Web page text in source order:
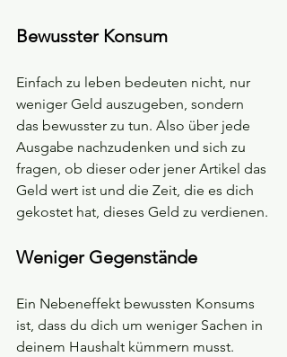
Bewusster Konsum
Einfach zu leben bedeuten nicht, nur
weniger Geld auszugeben, sondern
das bewusster zu tun. Also über jede
Ausgabe nachzudenken und sich zu
fragen, ob dieser oder jener Artikel das
Geld wert ist und die Zeit, die es dich
gekostet hat, dieses Geld zu verdienen.
Weniger Gegenstände
Ein Nebeneffekt bewussten Konsums
ist, dass du dich um weniger Sachen in
deinem Haushalt kümmern musst.